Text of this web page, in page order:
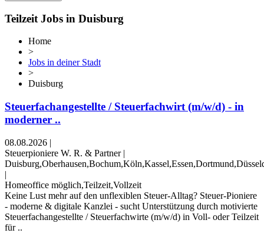
Teilzeit Jobs in Duisburg
Home
>
Jobs in deiner Stadt
>
Duisburg
Steuerfachangestellte / Steuerfachwirt (m/w/d) - in
moderner ..
08.08.2026 |
Steuerpioniere W. R. & Partner |
|
Homeoffice möglich,Teilzeit,Vollzeit
Keine Lust mehr auf den unflexiblen Steuer-Alltag? Steuer-Pioniere
- moderne & digitale Kanzlei - sucht Unterstützung durch motivierte
Steuerfachangestellte / Steuerfachwirte (m/w/d) in Voll- oder Teilzeit
für ..